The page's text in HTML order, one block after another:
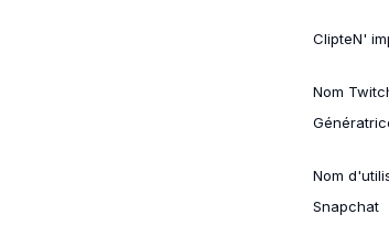
ClipteN'
Nom
Nom
Snapchat